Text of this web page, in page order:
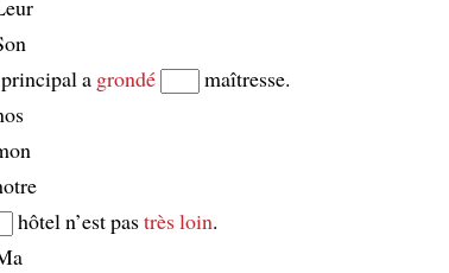
a grondé
maîtresse.
hôtel n’est pastrès loin.